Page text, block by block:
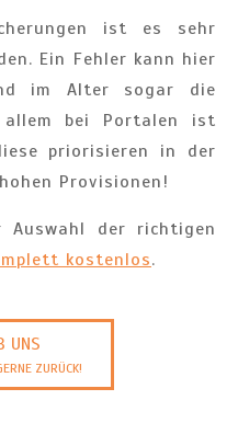
ist es sehr
Ein Fehler kann hier
im Alter sogar die
allem bei Portalen ist
priorisieren in der
Provisionen!
der richtigen
kostenlos.
UNS
ZURÜCK!